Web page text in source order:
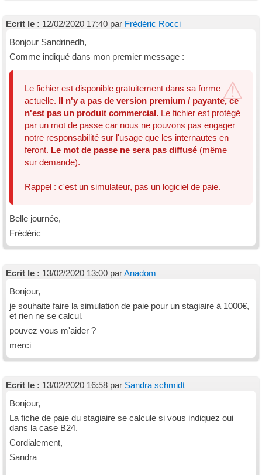
Ecrit le : 12/02/2020 17:40 par Frédéric Rocci
Bonjour Sandrinedh,
Comme indiqué dans mon premier message :
Le fichier est disponible gratuitement dans sa forme
actuelle. Il n'y a pas de version premium / payante, ce
n'est pas un produit commercial. Le fichier est protégé
par un mot de passe car nous ne pouvons pas engager
notre responsabilité sur l'usage que les internautes en
feront. Le mot de passe ne sera pas diffusé (même
sur demande).
Rappel : c'est un simulateur, pas un logiciel de paie.
Belle journée,
Frédéric
Ecrit le : 13/02/2020 13:00 parAnadom
Bonjour,
je souhaite faire la simulation de paie pour un stagiaire à 1000€,
et rien ne se calcul.
pouvez vous m'aider ?
merci
Ecrit le : 13/02/2020 16:58 par Sandra schmidt
Bonjour,
La fiche de paie du stagiaire se calcule si vous indiquez oui
dans la case B24.
Cordialement,
Sandra